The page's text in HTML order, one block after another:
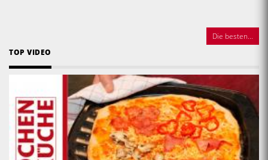
Die besten...
TOP VIDEO